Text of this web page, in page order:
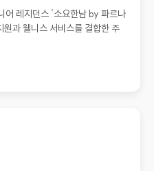
어 레지던스 ‘소요한남 by 파르나
원과 웰니스 서비스를 결합한 주